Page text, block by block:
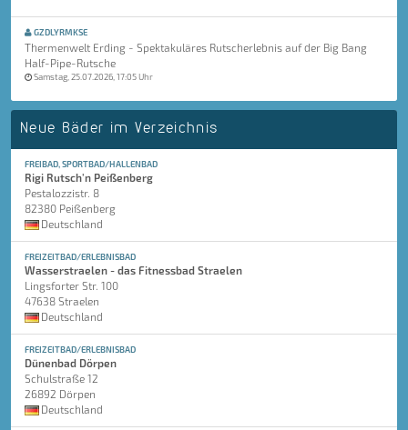
GZDLYRMKSE
Thermenwelt Erding - Spektakuläres Rutscherlebnis auf der Big Bang
Half-Pipe-Rutsche
Samstag, 25.07.2026, 17:05 Uhr
Neue Bäder im Verzeichnis
FREIBAD, SPORTBAD/HALLENBAD
Rigi Rutsch'n Peißenberg
Pestalozzistr. 8
82380 Peißenberg
Deutschland
FREIZEITBAD/ERLEBNISBAD
Wasserstraelen - das Fitnessbad Straelen
Lingsforter Str. 100
47638 Straelen
Deutschland
FREIZEITBAD/ERLEBNISBAD
Dünenbad Dörpen
Schulstraße 12
26892 Dörpen
Deutschland